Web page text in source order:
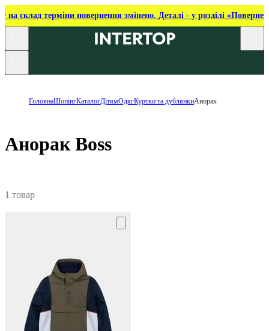
на склад терміни повернення змінено. Деталі - у розділі
ГоловнаШопінгКаталогДітямОдягКуртки та дублянкиАнорак
Анорак Boss
1 товар